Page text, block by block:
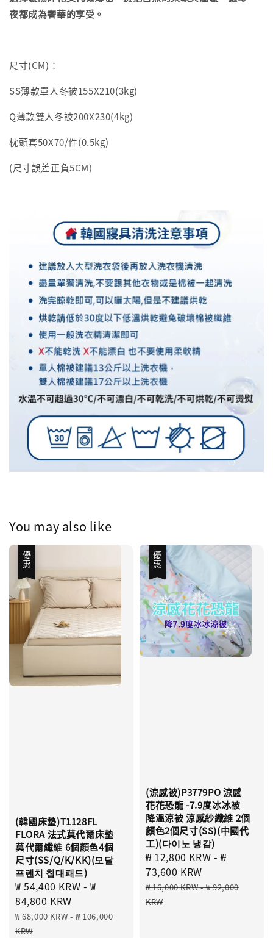
夜都成為奢華的享受。
尺寸(CM)：
SS薄款單人冬被155X210(3kg)
Q薄款雙人冬被200X230(4kg)
枕頭套50X70/件(0.5kg)
(尺寸誤差正負5CM)
You may also like
優惠
(韓國床墊)T1128FL
FLORA 法式莫代爾床墊
莫代爾纖維 6個顏色4個
尺寸(SS/Q/K/KK)(모달
프렌치 침대패드)
Sale
price
₩ 54,400 KRW -₩
84,800 KRW
Regular
price
₩ 68,000 KRW-₩ 106,000
KRW
優惠
(涼感被)P3779PO 涼感
花花恐龍 -7.9度冰冰被
降溫涼被 涼感紗纖維 2個
顏色2個尺寸(SS)(中國代
工)(다이노 냉감)
Sale
price
₩ 12,800 KRW -₩
73,600 KRW
Regular
price
₩ 16,000 KRW-₩ 92,000
KRW